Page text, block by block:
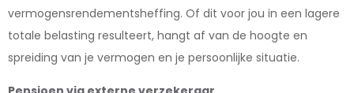
vermogensrendementsheffing. Of dit voor jou in een lagere
totale belasting resulteert, hangt af van de hoogte en
spreiding van je vermogen en je persoonlijke situatie.